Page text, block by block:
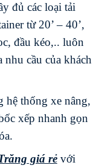
đủ các loại tải
từ 20’ – 40’,
đầu kéo,.. luôn
nhu cầu của khách
hệ thống xe nâng,
xếp nhanh gọn
giá rẻvới